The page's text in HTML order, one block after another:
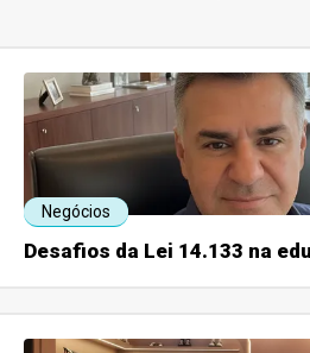
Negócios
Desafios da Lei 14.133 na